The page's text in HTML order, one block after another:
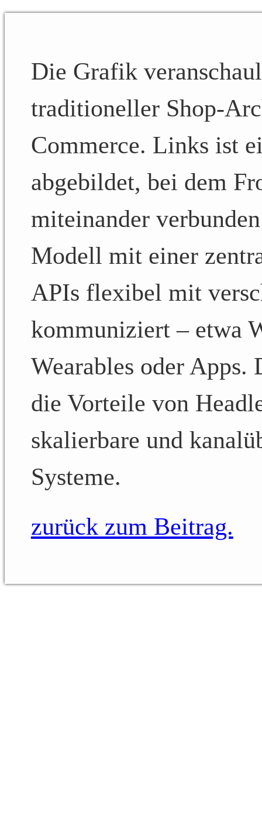
Die Grafik
traditioneller Shop-
Commerce. Links ist
abgebildet, bei dem
miteinander
Modell mit einer
APIs flexibel mit
kommuniziert – etwa
Wearables oder
die Vorteile von
skalierbare und
Systeme.
zurück zum Beitrag.